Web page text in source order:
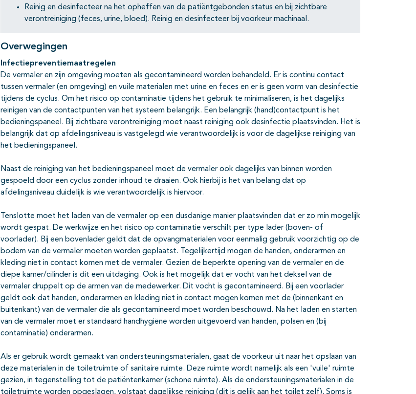
Reinig en desinfecteer na het opheffen van de patiëntgebonden status en bij zichtbare
verontreiniging (feces, urine, bloed). Reinig en desinfecteer bij voorkeur machinaal.
Overwegingen
Infectiepreventiemaatregelen
De vermaler en zijn omgeving moeten als gecontamineerd worden behandeld. Er is continu contact
tussen vermaler (en omgeving) en vuile materialen met urine en feces en er is geen vorm van desinfectie
tijdens de cyclus. Om het risico op contaminatie tijdens het gebruik te minimaliseren, is het dagelijks
reinigen van de contactpunten van het systeem belangrijk. Een belangrijk (hand)contactpunt is het
bedieningspaneel. Bij zichtbare verontreiniging moet naast reiniging ook desinfectie plaatsvinden. Het is
belangrijk dat op afdelingsniveau is vastgelegd wie verantwoordelijk is voor de dagelijkse reiniging van
het bedieningspaneel.
Naast de reiniging van het bedieningspaneel moet de vermaler ook dagelijks van binnen worden
gespoeld door een cyclus zonder inhoud te draaien. Ook hierbij is het van belang dat op
afdelingsniveau duidelijk is wie verantwoordelijk is hiervoor.
Tenslotte moet het laden van de vermaler op een dusdanige manier plaatsvinden dat er zo min mogelijk
wordt gespat. De werkwijze en het risico op contaminatie verschilt per type lader (boven- of
voorlader). Bij een bovenlader geldt dat de opvangmaterialen voor eenmalig gebruik voorzichtig op de
bodem van de vermaler moeten worden geplaatst. Tegelijkertijd mogen de handen, onderarmen en
kleding niet in contact komen met de vermaler. Gezien de beperkte opening van de vermaler en de
diepe kamer/cilinder is dit een uitdaging. Ook is het mogelijk dat er vocht van het deksel van de
vermaler druppelt op de armen van de medewerker. Dit vocht is gecontamineerd. Bij een voorlader
geldt ook dat handen, onderarmen en kleding niet in contact mogen komen met de (binnenkant en
buitenkant) van de vermaler die als gecontamineerd moet worden beschouwd. Na het laden en starten
van de vermaler moet er standaard handhygiëne worden uitgevoerd van handen, polsen en (bij
contaminatie) onderarmen.
Als er gebruik wordt gemaakt van ondersteuningsmaterialen, gaat de voorkeur uit naar het opslaan van
deze materialen in de toiletruimte of sanitaire ruimte. Deze ruimte wordt namelijk als een 'vuile' ruimte
gezien, in tegenstelling tot de patiëntenkamer (schone ruimte). Als de ondersteuningsmaterialen in de
toiletruimte worden opgeslagen, volstaat dagelijkse reiniging (dit is gelijk aan het toilet zelf). Soms is